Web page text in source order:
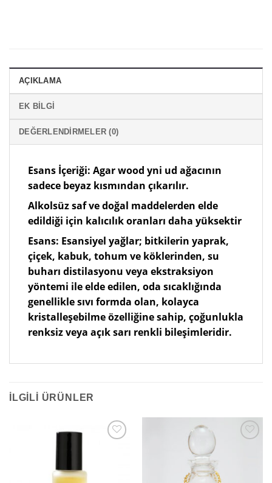
AÇIKLAMA
EK BILGI
DEĞERLENDIRMELER (0)
Esans İçeriği: Agar wood yni ud ağacının
sadece beyaz kısmından çıkarılır.
Alkolsüz saf ve doğal maddelerden elde
edildiği için kalıcılık oranları daha yüksektir
Esans: Esansiyel yağlar; bitkilerin yaprak,
çiçek, kabuk, tohum ve köklerinden, su
buharı distilasyonu veya ekstraksiyon
yöntemi ile elde edilen, oda sıcaklığında
genellikle sıvı formda olan, kolayca
kristalleşebilme özelliğine sahip, çoğunlukla
renksiz veya açık sarı renkli bileşimleridir.
İLGILI ÜRÜNLER